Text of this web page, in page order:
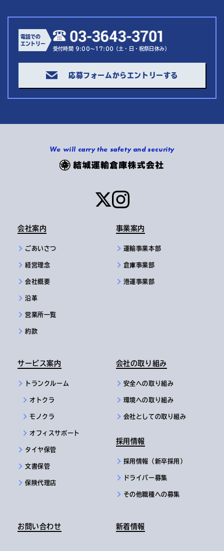
電話での
エントリー
受付時間 9:00～17:00（土・日・祝祭日休み）
応募フォームからエントリーする
We will carry the safety and security
会社案内
ごあいさつ
経営理念
会社概要
沿革
営業所一覧
約款
事業案内
運輸事業本部
倉庫事業部
港運事業部
サービス案内
トランクルーム
オトクラ
モノクラ
オフィスサポート
タイヤ保管
文書保管
保険代理店
会社の取り組み
安全への取り組み
環境への取り組み
会社としての取り組み
採用情報
採用情報（新卒採用）
ドライバー募集
その他職種への募集
お問い合わせ 新着情報